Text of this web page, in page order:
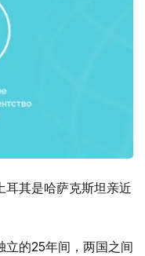
耳其是哈萨克斯坦亲近
立的25年间，两国之间